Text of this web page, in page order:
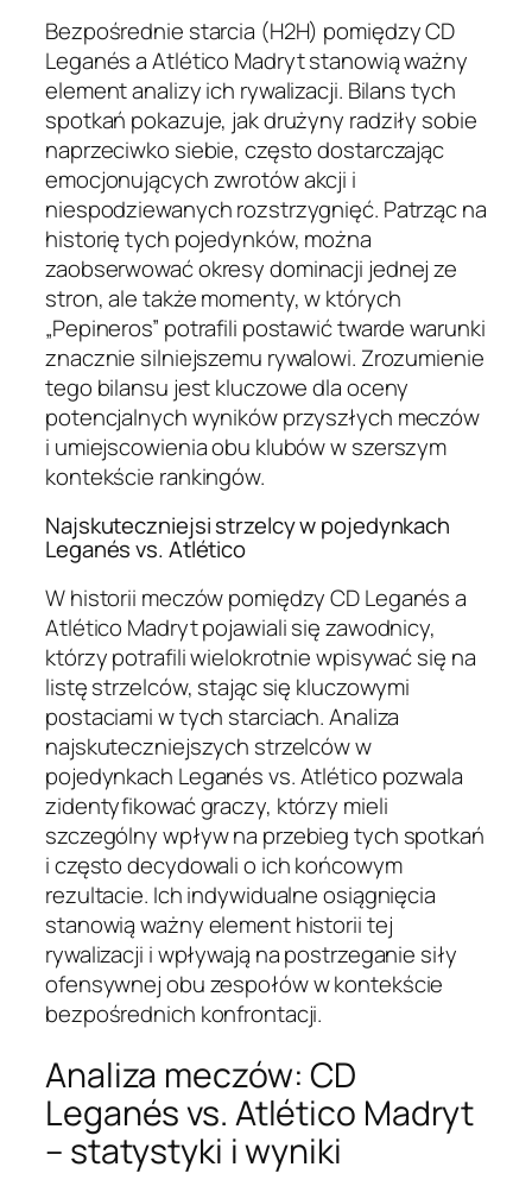
Bezpośrednie starcia (H2H) pomiędzy CD
Leganés a Atlético Madryt stanowią ważny
element analizy ich rywalizacji. Bilans tych
spotkań pokazuje, jak drużyny radziły sobie
naprzeciwko siebie, często dostarczając
emocjonujących zwrotów akcji i
niespodziewanych rozstrzygnięć. Patrząc na
historię tych pojedynków, można
zaobserwować okresy dominacji jednej ze
stron, ale także momenty, w których
„Pepineros” potrafili postawić twarde warunki
znacznie silniejszemu rywalowi. Zrozumienie
tego bilansu jest kluczowe dla oceny
potencjalnych wyników przyszłych meczów
i umiejscowienia obu klubów w szerszym
kontekście rankingów.
Najskuteczniejsi strzelcy w pojedynkach
Leganés vs. Atlético
W historii meczów pomiędzy CD Leganés a
Atlético Madryt pojawiali się zawodnicy,
którzy potrafili wielokrotnie wpisywać się na
listę strzelców, stając się kluczowymi
postaciami w tych starciach. Analiza
najskuteczniejszych strzelców w
pojedynkach Leganés vs. Atlético pozwala
zidentyfikować graczy, którzy mieli
szczególny wpływ na przebieg tych spotkań
i często decydowali o ich końcowym
rezultacie. Ich indywidualne osiągnięcia
stanowią ważny element historii tej
rywalizacji i wpływają na postrzeganie siły
ofensywnej obu zespołów w kontekście
bezpośrednich konfrontacji.
Analiza meczów: CD
Leganés vs. Atlético Madryt
– statystyki i wyniki